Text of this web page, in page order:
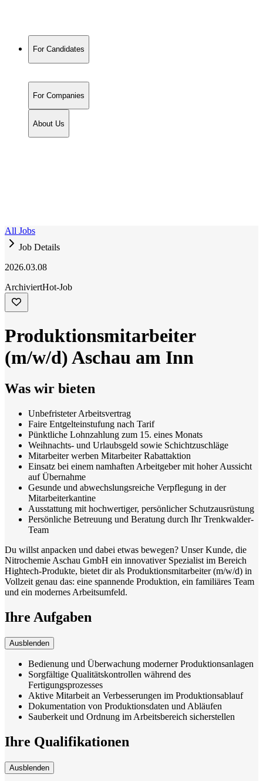
For Candidates
For Companies
About Us
All Jobs
Job Details
2026.03.08
ArchiviertHot-Job
Produktionsmitarbeiter
(m/w/d) Aschau am Inn
Was wir bieten
Unbefristeter Arbeitsvertrag
Faire Entgelteinstufung nach Tarif
Pünktliche Lohnzahlung zum 15. eines Monats
Weihnachts- und Urlaubsgeld sowie Schichtzuschläge
Mitarbeiter werben Mitarbeiter Rabattaktion
Einsatz bei einem namhaften Arbeitgeber mit hoher Aussicht
auf Übernahme
Gesunde und abwechslungsreiche Verpflegung in der
Mitarbeiterkantine
Ausstattung mit hochwertiger, persönlicher Schutzausrüstung
Persönliche Betreuung und Beratung durch Ihr Trenkwalder-
Team
Du willst anpacken und dabei etwas bewegen? Unser Kunde, die
Nitrochemie Aschau GmbH ein innovativer Spezialist im Bereich
Hightech-Produkte, bietet dir als Produktionsmitarbeiter (m/w/d) in
Vollzeit genau das: eine spannende Produktion, ein familiäres Team
und ein modernes Arbeitsumfeld.
Ihre Aufgaben
Ausblenden
Bedienung und Überwachung moderner Produktionsanlagen
Sorgfältige Qualitätskontrollen während des
Fertigungsprozesses
Aktive Mitarbeit an Verbesserungen im Produktionsablauf
Dokumentation von Produktionsdaten und Abläufen
Sauberkeit und Ordnung im Arbeitsbereich sicherstellen
Ihre Qualifikationen
Ausblenden